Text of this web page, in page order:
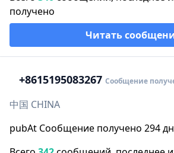
получено
Читать
+8615195083267 Сообщение
中国 CHINA
pubAt Сообщение получено 294